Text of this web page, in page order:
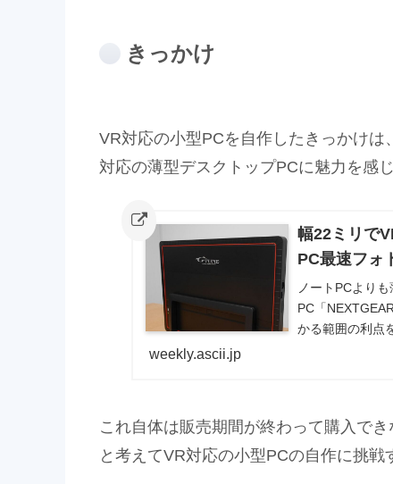
きっかけ
VR対応の小型PCを自作したきっかけ
対応の薄型デスクトップPCに魅力を感じ
幅22ミリで
PC最速フォ
ノートPCより
PC「
かる範囲の利点
weekly.ascii.jp
これ自体は販売期間が終わって購入でき
と考えてVR対応の小型PCの自作に挑